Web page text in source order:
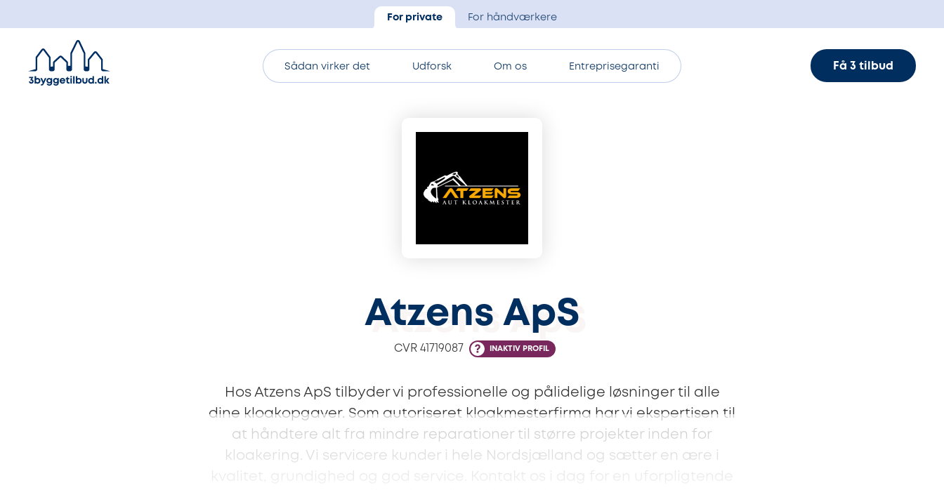
For private For håndværkere
Sådan virker det Udforsk Om os Entreprisegaranti Få 3 tilbud
Atzens ApS
CVR 41719087 INAKTIV PROFIL
Hos Atzens ApS tilbyder vi professionelle og pålidelige løsninger til alle
dine kloakopgaver. Som autoriseret kloakmesterfirma har vi ekspertisen til
at håndtere alt fra mindre reparationer til større projekter inden for
kloakering. Vi servicere kunder i hele Nordsjælland og sætter en ære i